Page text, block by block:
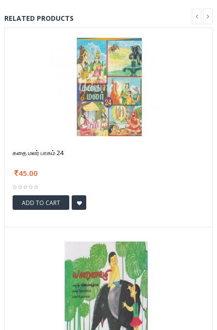
RELATED PRODUCTS
கதை மலர் பாகம் 24
45.00
ADD TO CART